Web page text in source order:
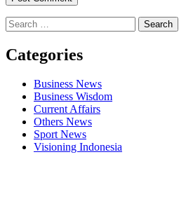
Search
for:
Categories
Business News
Business Wisdom
Current Affairs
Others News
Sport News
Visioning Indonesia